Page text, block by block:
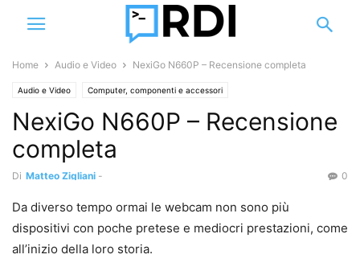
Home Audio e Video NexiGo N660P – Recensione completa
Audio e Video Computer, componenti e accessori
NexiGo N660P – Recensione
completa
Di Matteo Zigliani - 0
Da diverso tempo ormai le webcam non sono più
dispositivi con poche pretese e mediocri prestazioni, come
all’inizio della loro storia.